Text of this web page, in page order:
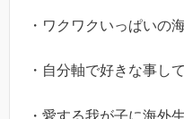
・ワクワクいっぱいの
・自分軸で好きな事し
・愛する我が子に海外